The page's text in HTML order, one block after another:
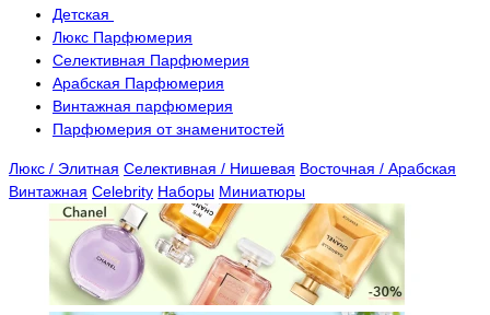
Детская
Люкс Парфюмерия
Селективная Парфюмерия
Арабская Парфюмерия
Винтажная парфюмерия
Парфюмерия от знаменитостей
Люкс / Элитная Селективная / Нишевая Восточная / Арабская
Винтажная Celebrity Наборы Миниатюры